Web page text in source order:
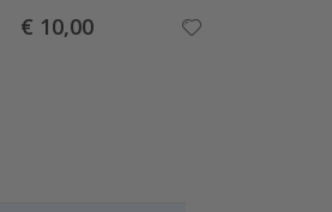
Special
Price
€ 10,00